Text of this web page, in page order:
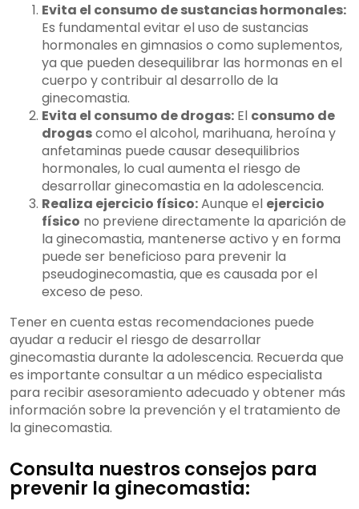
Evita el consumo de sustancias hormonales:
Es fundamental evitar el uso de sustancias
hormonales en gimnasios o como suplementos,
ya que pueden desequilibrar las hormonas en el
cuerpo y contribuir al desarrollo de la
ginecomastia.
Evita el consumo de drogas: El consumo de
drogascomo el alcohol, marihuana, heroína y
anfetaminas puede causar desequilibrios
hormonales, lo cual aumenta el riesgo de
desarrollar ginecomastia en la adolescencia.
Realiza ejercicio físico:Aunque el ejercicio
físico no previene directamente la aparición de
la ginecomastia, mantenerse activo y en forma
puede ser beneficioso para prevenir la
pseudoginecomastia, que es causada por el
exceso de peso.
Tener en cuenta estas recomendaciones puede
ayudar a reducir el riesgo de desarrollar
ginecomastia durante la adolescencia. Recuerda que
es importante consultar a un médico especialista
para recibir asesoramiento adecuado y obtener más
información sobre la prevención y el tratamiento de
la ginecomastia.
Consulta nuestros consejos para
prevenir la ginecomastia: